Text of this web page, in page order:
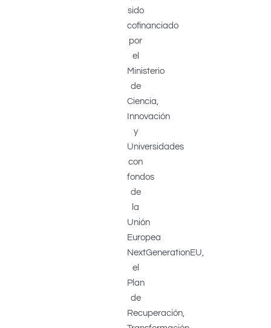
sido
cofinanciado
por
el
Ministerio
de
Ciencia,
Innovación
y
Universidades
con
fondos
de
la
Unión
Europea
NextGenerationEU,
el
Plan
de
Recuperación,